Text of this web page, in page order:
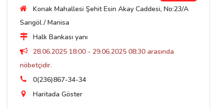
Konak Mahallesi Şehit Esin Akay Caddesi, No:23/A
Sarıgöl / Manisa
Halk Bankası yanı
28.06.2025 18:00 - 29.06.2025 08:30 arasında
nöbetçidir.
0(236)867-34-34
Haritada Göster